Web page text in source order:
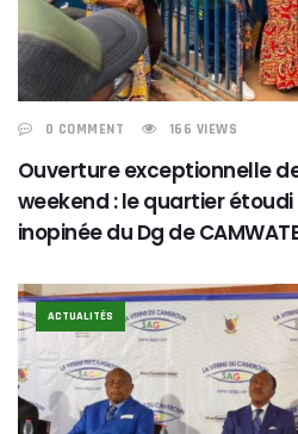
0 COMMENT 166 VIEWS
Ouverture exceptionnelle
weekend : le quartier
inopinée du Dg de
ACTUALITÉS